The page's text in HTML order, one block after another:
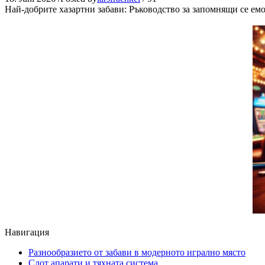
Най-добрите хазартни забави: Ръководство за запомнящи се
Навигация
Разнообразието от забави в модерното игрално място